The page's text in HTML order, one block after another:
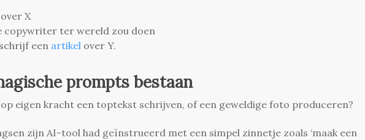
over X
copywriter ter wereld zou doen
een artikel over Y.
prompts bestaan
eigen kracht een toptekst schrijven, of een geweldige foto produceren?
zijn AI-tool had geïnstrueerd met een simpel zinnetje zoals ‘maak een